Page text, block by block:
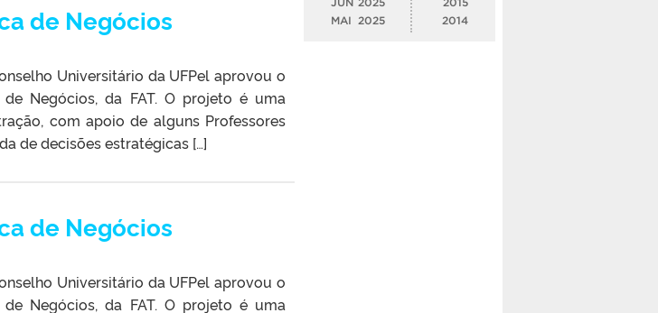
de Negócios
Universitário da UFPel aprovou o
Negócios, da FAT. O projeto é uma
com apoio de alguns Professores
de decisões estratégicas […]
de Negócios
Universitário da UFPel aprovou o
Negócios, da FAT. O projeto é uma
JUN 2025
MAI
2025
2015
2014